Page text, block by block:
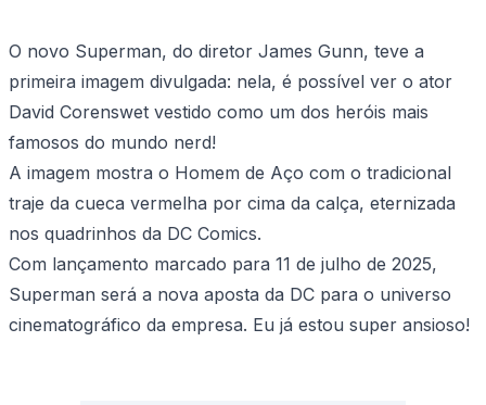
O novo Superman, do diretor James Gunn, teve a
primeira imagem divulgada: nela, é possível ver o ator
David Corenswet vestido como um dos heróis mais
famosos do mundo nerd!
A imagem mostra o Homem de Aço com o tradicional
traje da cueca vermelha por cima da calça, eternizada
nos quadrinhos da DC Comics.
Com lançamento marcado para 11 de julho de 2025,
Superman será a nova aposta da DC para o universo
cinematográfico da empresa. Eu já estou super ansioso!